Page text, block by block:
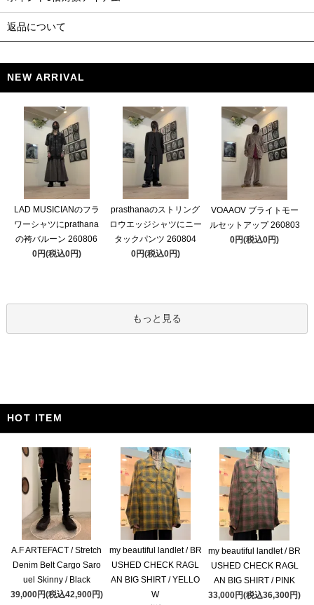
返品について
NEW ARRIVAL
LAD MUSICIANのフラ
ワーシャツにprathana
の袴バルーン 260806
0円(税込0円)
prasthanaのストリング
ロウエッジシャツにニー
タックパンツ 260804
0円(税込0円)
VOAAOV ブライトモー
ルセットアップ 260803
0円(税込0円)
もっと見る
HOT ITEM
A.F ARTEFACT / Stretch
Denim Belt Cargo Saro
uel Skinny / Black
39,000円(税込42,900円)
my beautiful landlet / BR
USHED CHECK RAGL
AN BIG SHIRT / YELLO
W
my beautiful landlet / BR
USHED CHECK RAGL
AN BIG SHIRT / PINK
33,000円(税込36,300円)